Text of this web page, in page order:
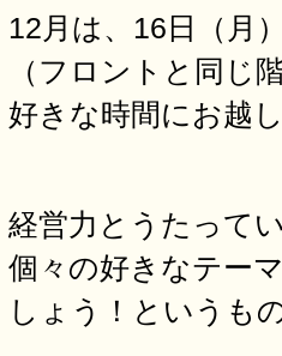
12月は、16日（月
（フロントと同じ
好きな時間にお越
経営力とうたって
個々の好きなテー
しょう！というも